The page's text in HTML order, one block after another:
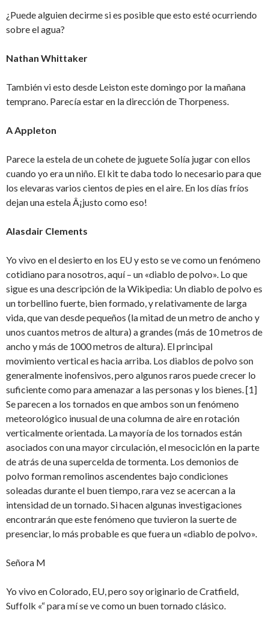
¿Puede alguien decirme si es posible que esto esté ocurriendo
sobre el agua?
Nathan Whittaker
También vi esto desde Leiston este domingo por la mañana
temprano. Parecía estar en la dirección de Thorpeness.
A Appleton
Parece la estela de un cohete de juguete Solía jugar con ellos
cuando yo era un niño. El kit te daba todo lo necesario para que
los elevaras varios cientos de pies en el aire. En los días fríos
dejan una estela Â¡justo como eso!
Alasdair Clements
Yo vivo en el desierto en los EU y esto se ve como un fenómeno
cotidiano para nosotros, aquí – un «diablo de polvo». Lo que
sigue es una descripción de la Wikipedia: Un diablo de polvo es
un torbellino fuerte, bien formado, y relativamente de larga
vida, que van desde pequeños (la mitad de un metro de ancho y
unos cuantos metros de altura) a grandes (más de 10 metros de
ancho y más de 1000 metros de altura). El principal
movimiento vertical es hacia arriba. Los diablos de polvo son
generalmente inofensivos, pero algunos raros puede crecer lo
suficiente como para amenazar a las personas y los bienes. [1]
Se parecen a los tornados en que ambos son un fenómeno
meteorológico inusual de una columna de aire en rotación
verticalmente orientada. La mayoría de los tornados están
asociados con una mayor circulación, el mesociclón en la parte
de atrás de una supercelda de tormenta. Los demonios de
polvo forman remolinos ascendentes bajo condiciones
soleadas durante el buen tiempo, rara vez se acercan a la
intensidad de un tornado. Si hacen algunas investigaciones
encontrarán que este fenómeno que tuvieron la suerte de
presenciar, lo más probable es que fuera un «diablo de polvo».
Señora M
Yo vivo en Colorado, EU, pero soy originario de Cratfield,
Suffolk «“ para mí se ve como un buen tornado clásico.